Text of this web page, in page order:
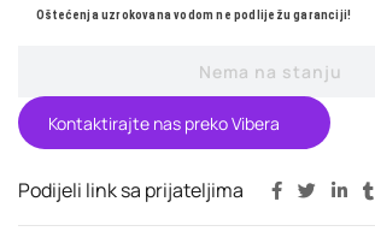
Oštećenja uzrokovana vodom ne podliježu garanciji!
Nema na stanju
Kontaktirajte nas preko Vibera
Podijeli link sa prijateljima